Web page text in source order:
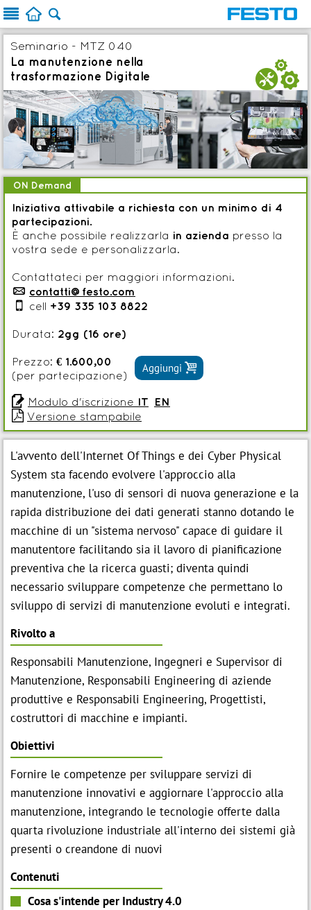
  
L'avvento dell'Internet Of Things e dei Cyber Physical
System sta facendo evolvere l'approccio alla
manutenzione, l'uso di sensori di nuova generazione e la
rapida distribuzione dei dati generati stanno dotando le
macchine di un "sistema nervoso" capace di guidare il
manutentore facilitando sia il lavoro di pianificazione
preventiva che la ricerca guasti; diventa quindi
necessario sviluppare competenze che permettano lo
sviluppo di servizi di manutenzione evoluti e integrati.
Rivolto a
Responsabili Manutenzione, Ingegneri e Supervisor di
Manutenzione, Responsabili Engineering di aziende
produttive e Responsabili Engineering, Progettisti,
costruttori di macchine e impianti.
Obiettivi
Fornire le competenze per sviluppare servizi di
manutenzione innovativi e aggiornare l'approccio alla
manutenzione, integrando le tecnologie offerte dalla
quarta rivoluzione industriale all'interno dei sistemi già
presenti o creandone di nuovi
Contenuti
Cosa s'intende per Industry 4.0
ON Demand
Iniziativa attivabile a richiesta con un minimo di 4
partecipazioni.
È anche possibile realizzarla in azienda presso la
vostra sede e personalizzarla.
Contattateci per maggiori informazioni.
p contatti@festo.com
 cell +39 335 103 8822
Durata: 2gg (16 ore)
Prezzo: € 1.600,00
(per partecipazione)
Aggiungi 
 Modulo d'iscrizione IT EN
 Versione stampabile
Seminario - MTZ 040
La manutenzione nella
trasformazione Digitale
b